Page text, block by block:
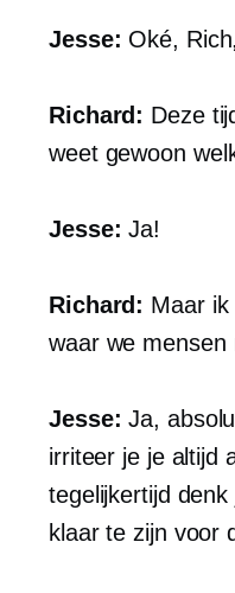
Jesse: Oké,
Richard: Deze
weet gewoon
Jesse: Ja!
Richard: Maar ik
waar we mensen
Jesse: Ja,
irriteer je je altijd
tegelijkertijd
klaar te zijn voor